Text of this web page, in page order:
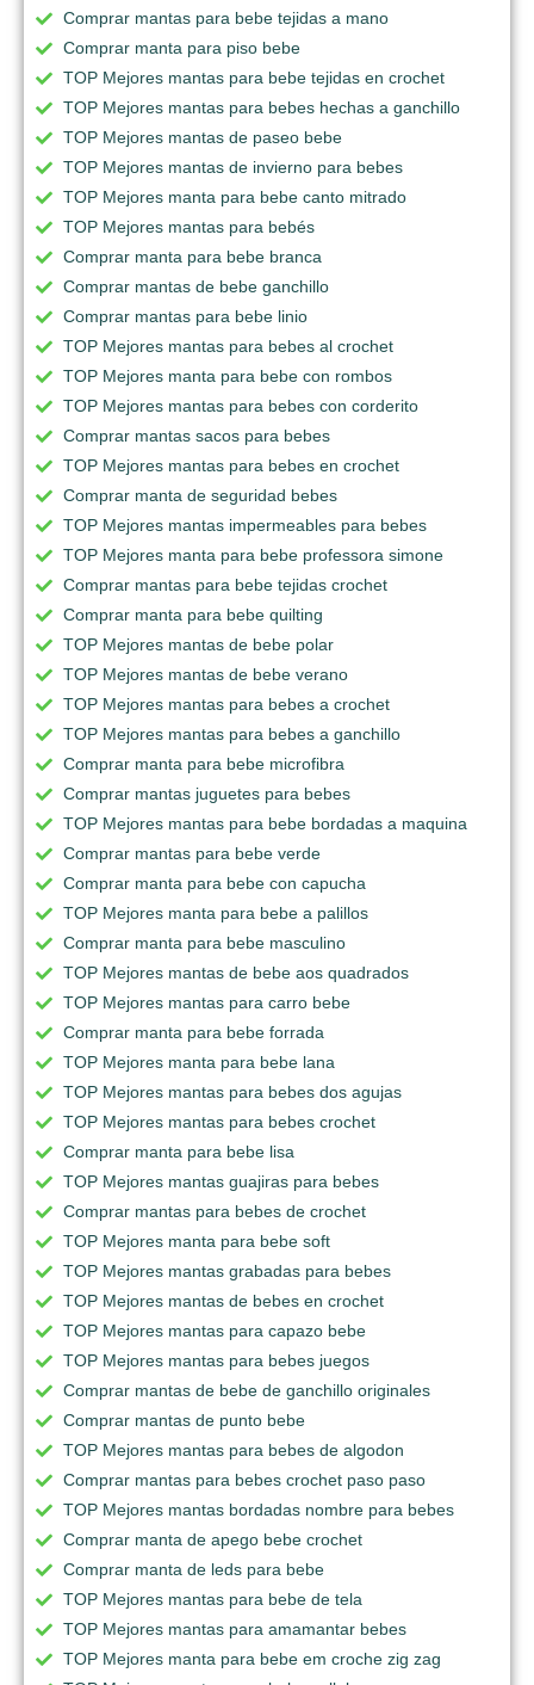
Comprar mantas para bebe tejidas a mano
Comprar manta para piso bebe
TOP Mejores mantas para bebe tejidas en crochet
TOP Mejores mantas para bebes hechas a ganchillo
TOP Mejores mantas de paseo bebe
TOP Mejores mantas de invierno para bebes
TOP Mejores manta para bebe canto mitrado
TOP Mejores mantas para bebés
Comprar manta para bebe branca
Comprar mantas de bebe ganchillo
Comprar mantas para bebe linio
TOP Mejores mantas para bebes al crochet
TOP Mejores manta para bebe con rombos
TOP Mejores mantas para bebes con corderito
Comprar mantas sacos para bebes
TOP Mejores mantas para bebes en crochet
Comprar manta de seguridad bebes
TOP Mejores mantas impermeables para bebes
TOP Mejores manta para bebe professora simone
Comprar mantas para bebe tejidas crochet
Comprar manta para bebe quilting
TOP Mejores mantas de bebe polar
TOP Mejores mantas de bebe verano
TOP Mejores mantas para bebes a crochet
TOP Mejores mantas para bebes a ganchillo
Comprar manta para bebe microfibra
Comprar mantas juguetes para bebes
TOP Mejores mantas para bebe bordadas a maquina
Comprar mantas para bebe verde
Comprar manta para bebe con capucha
TOP Mejores manta para bebe a palillos
Comprar manta para bebe masculino
TOP Mejores mantas de bebe aos quadrados
TOP Mejores mantas para carro bebe
Comprar manta para bebe forrada
TOP Mejores manta para bebe lana
TOP Mejores mantas para bebes dos agujas
TOP Mejores mantas para bebes crochet
Comprar manta para bebe lisa
TOP Mejores mantas guajiras para bebes
Comprar mantas para bebes de crochet
TOP Mejores manta para bebe soft
TOP Mejores mantas grabadas para bebes
TOP Mejores mantas de bebes en crochet
TOP Mejores mantas para capazo bebe
TOP Mejores mantas para bebes juegos
Comprar mantas de bebe de ganchillo originales
Comprar mantas de punto bebe
TOP Mejores mantas para bebes de algodon
Comprar mantas para bebes crochet paso paso
TOP Mejores mantas bordadas nombre para bebes
Comprar manta de apego bebe crochet
Comprar manta de leds para bebe
TOP Mejores mantas para bebe de tela
TOP Mejores mantas para amamantar bebes
TOP Mejores manta para bebe em croche zig zag